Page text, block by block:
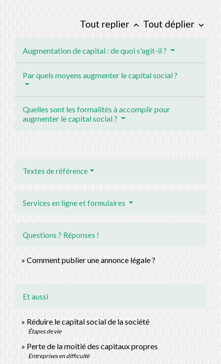
Tout replier keyboard_arrow_up Tout déplierkeyboard_arrow_down
Augmentation de capital : de quoi s'agit-il ?
Par quels moyens augmenter le capital social ?
Quelles sont les formalités à accomplir pour
augmenter le capital social ?
Textes de référence
Services en ligne et formulaires
Questions ? Réponses !
Comment publier une annonce légale ?
Et aussi
Réduire le capital social de la société
Étapes de vie
Perte de la moitié des capitaux propres
Entreprises en difficulté